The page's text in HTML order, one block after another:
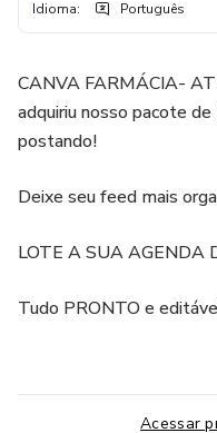
Idioma: Português
CANVA FARMÁCIA-
adquiriu nosso pacote
postando!
Deixe seu feed mais
LOTE A SUA AGENDA
Tudo PRONTO e
Acessar